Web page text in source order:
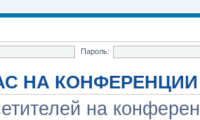
Пароль:
НА КОНФЕРЕНЦИИ
на